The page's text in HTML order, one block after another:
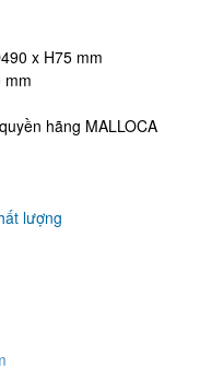
x H75 mm
mm
hãng MALLOCA
lượng